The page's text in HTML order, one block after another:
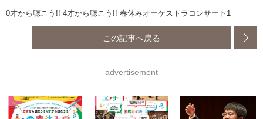
0才から聴こう!! 4才から聴こう!! 春休みオーケストラコンサート1
この記事へ戻る
advertisement